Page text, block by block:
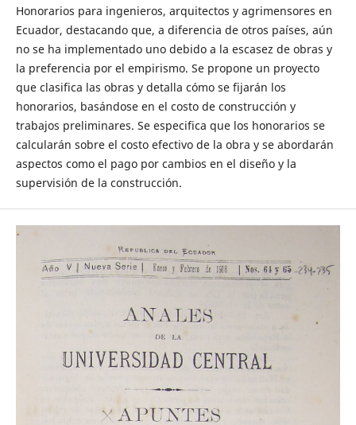
Honorarios para ingenieros, arquitectos y agrimensores en
Ecuador, destacando que, a diferencia de otros países, aún
no se ha implementado uno debido a la escasez de obras y
la preferencia por el empirismo. Se propone un proyecto
que clasifica las obras y detalla cómo se fijarán los
honorarios, basándose en el costo de construcción y
trabajos preliminares. Se especifica que los honorarios se
calcularán sobre el costo efectivo de la obra y se abordarán
aspectos como el pago por cambios en el diseño y la
supervisión de la construcción.